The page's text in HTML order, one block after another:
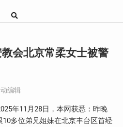
会北京常柔女士被警
编辑
年11月28日，本网获悉：昨晚
多位弟兄姐妹在北京丰台区首经